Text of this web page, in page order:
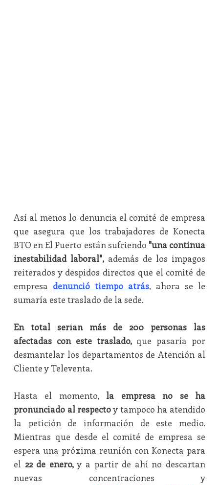
Así al menos lo denuncia el comité de empresa
que asegura que los trabajadores de Konecta
BTO en El Puerto están sufriendo "una continua
inestabilidad laboral",además de los impagos
reiterados y despidos directos que el comité de
empresa denunció tiempo atrás, ahora se le
sumaría este traslado de la sede.
En total serían más de 200 personas las
afectadas con este traslado,que pasaría por
desmantelar los departamentos de Atención al
Cliente y Televenta.
Hasta el momento, la empresa no se ha
pronunciado al respectoy tampoco ha atendido
la petición de información de este medio.
Mientras que desde el comité de empresa se
espera una próxima reunión con Konecta para
el 22 de enero,y a partir de ahí no descartan
nuevas concentraciones y